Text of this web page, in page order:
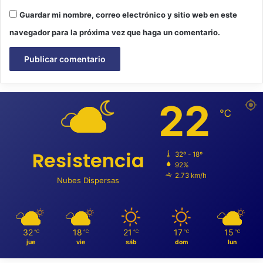
Guardar mi nombre, correo electrónico y sitio web en este
navegador para la próxima vez que haga un comentario.
Resistencia
Nubes Dispersas
22 ℃
32º - 18º
92%
2.73 km/h
32 ℃
jue
18 ℃
vie
21 ℃
sáb
17 ℃
dom
15 ℃
lun